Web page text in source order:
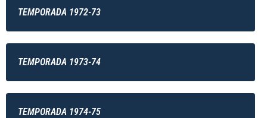
TEMPORADA 1972-73
TEMPORADA 1973-74
TEMPORADA 1974-75